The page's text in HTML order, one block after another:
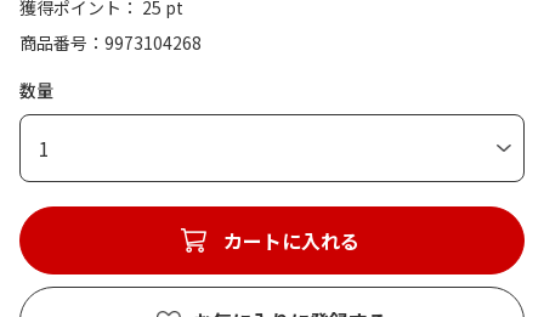
獲得ポイント： 25 pt
商品番号
9973104268
数量
1
カートに入れる